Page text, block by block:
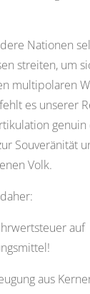
Nationen
streiten, um
multipolaren
es unserer
Souveränität
Volk.
auf
aus